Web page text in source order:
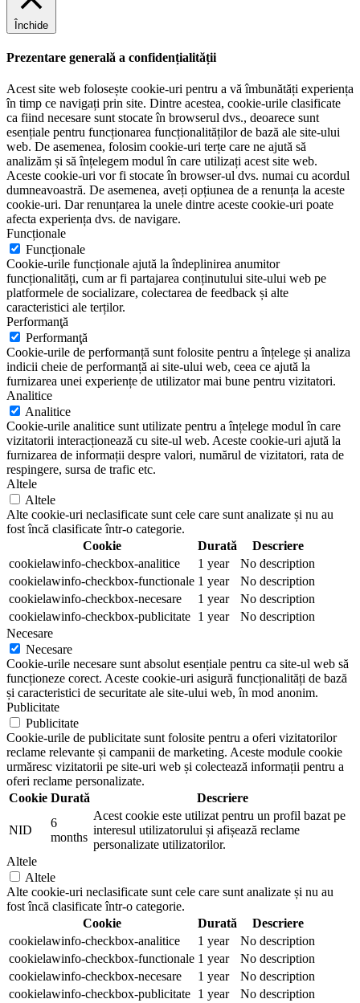
Închide
Prezentare generală a confidențialității
Acest site web folosește cookie-uri pentru a vă îmbunătăți experiența
în timp ce navigați prin site. Dintre acestea, cookie-urile clasificate
ca fiind necesare sunt stocate în browserul dvs., deoarece sunt
esențiale pentru funcționarea funcționalităților de bază ale site-ului
web. De asemenea, folosim cookie-uri terțe care ne ajută să
analizăm și să înțelegem modul în care utilizați acest site web.
Aceste cookie-uri vor fi stocate în browser-ul dvs. numai cu acordul
dumneavoastră. De asemenea, aveți opțiunea de a renunța la aceste
cookie-uri. Dar renunțarea la unele dintre aceste cookie-uri poate
afecta experiența dvs. de navigare.
Funcționale
Funcționale
Cookie-urile funcționale ajută la îndeplinirea anumitor
funcționalități, cum ar fi partajarea conținutului site-ului web pe
platformele de socializare, colectarea de feedback și alte
caracteristici ale terților.
Performanţă
Performanţă
Cookie-urile de performanță sunt folosite pentru a înțelege și analiza
indicii cheie de performanță ai site-ului web, ceea ce ajută la
furnizarea unei experiențe de utilizator mai bune pentru vizitatori.
Analitice
Analitice
Cookie-urile analitice sunt utilizate pentru a înțelege modul în care
vizitatorii interacționează cu site-ul web. Aceste cookie-uri ajută la
furnizarea de informații despre valori, numărul de vizitatori, rata de
respingere, sursa de trafic etc.
Altele
Altele
Alte cookie-uri neclasificate sunt cele care sunt analizate și nu au
fost încă clasificate într-o categorie.
Cookie
Durată
Descriere
cookielawinfo-checkbox-analitice
1 year
No description
cookielawinfo-checkbox-functionale 1 year
No description
cookielawinfo-checkbox-necesare
1 year
No description
cookielawinfo-checkbox-publicitate 1 year
No description
Necesare
Necesare
Cookie-urile necesare sunt absolut esențiale pentru ca site-ul web să
funcționeze corect. Aceste cookie-uri asigură funcționalități de bază
și caracteristici de securitate ale site-ului web, în mod anonim.
Publicitate
Publicitate
Cookie-urile de publicitate sunt folosite pentru a oferi vizitatorilor
reclame relevante și campanii de marketing. Aceste module cookie
urmăresc vizitatorii pe site-uri web și colectează informații pentru a
oferi reclame personalizate.
Cookie Durată Descriere
NID
6
months
Acest cookie este utilizat pentru un profil bazat pe
interesul utilizatorului și afișează reclame
personalizate utilizatorilor.
Altele
Altele
Alte cookie-uri neclasificate sunt cele care sunt analizate și nu au
fost încă clasificate într-o categorie.
Cookie
Durată
Descriere
cookielawinfo-checkbox-analitice
1 year
No description
cookielawinfo-checkbox-functionale 1 year
No description
cookielawinfo-checkbox-necesare
1 year
No description
cookielawinfo-checkbox-publicitate 1 year
No description